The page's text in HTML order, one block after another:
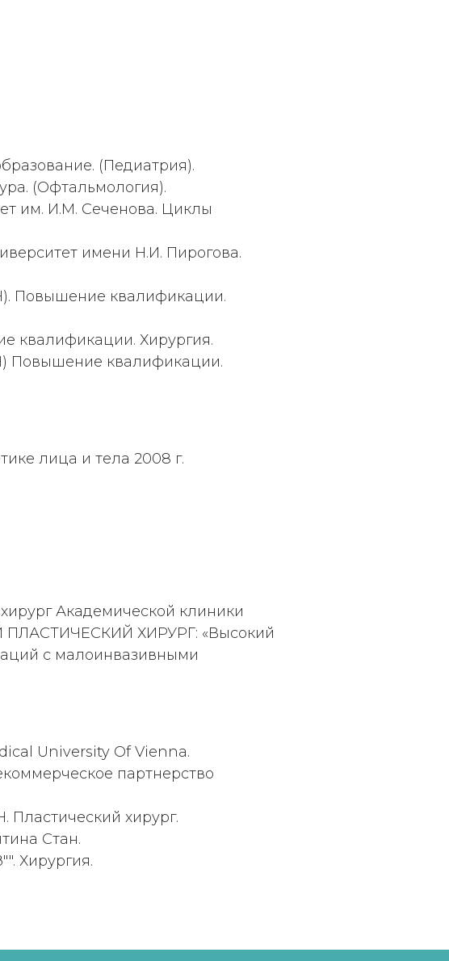
(Педиатрия).
(Офтальмология).
им. И.М. Сеченова. Циклы
имени Н.И. Пирогова.
Повышение квалификации.
квалификации. Хирургия.
Повышение квалификации.
лица и тела 2008 г.
Академической клиники
ПЛАСТИЧЕСКИЙ ХИРУРГ: «Высокий
с малоинвазивными
University Of Vienna.
партнерство
хирург.
Стан.
Хирургия.